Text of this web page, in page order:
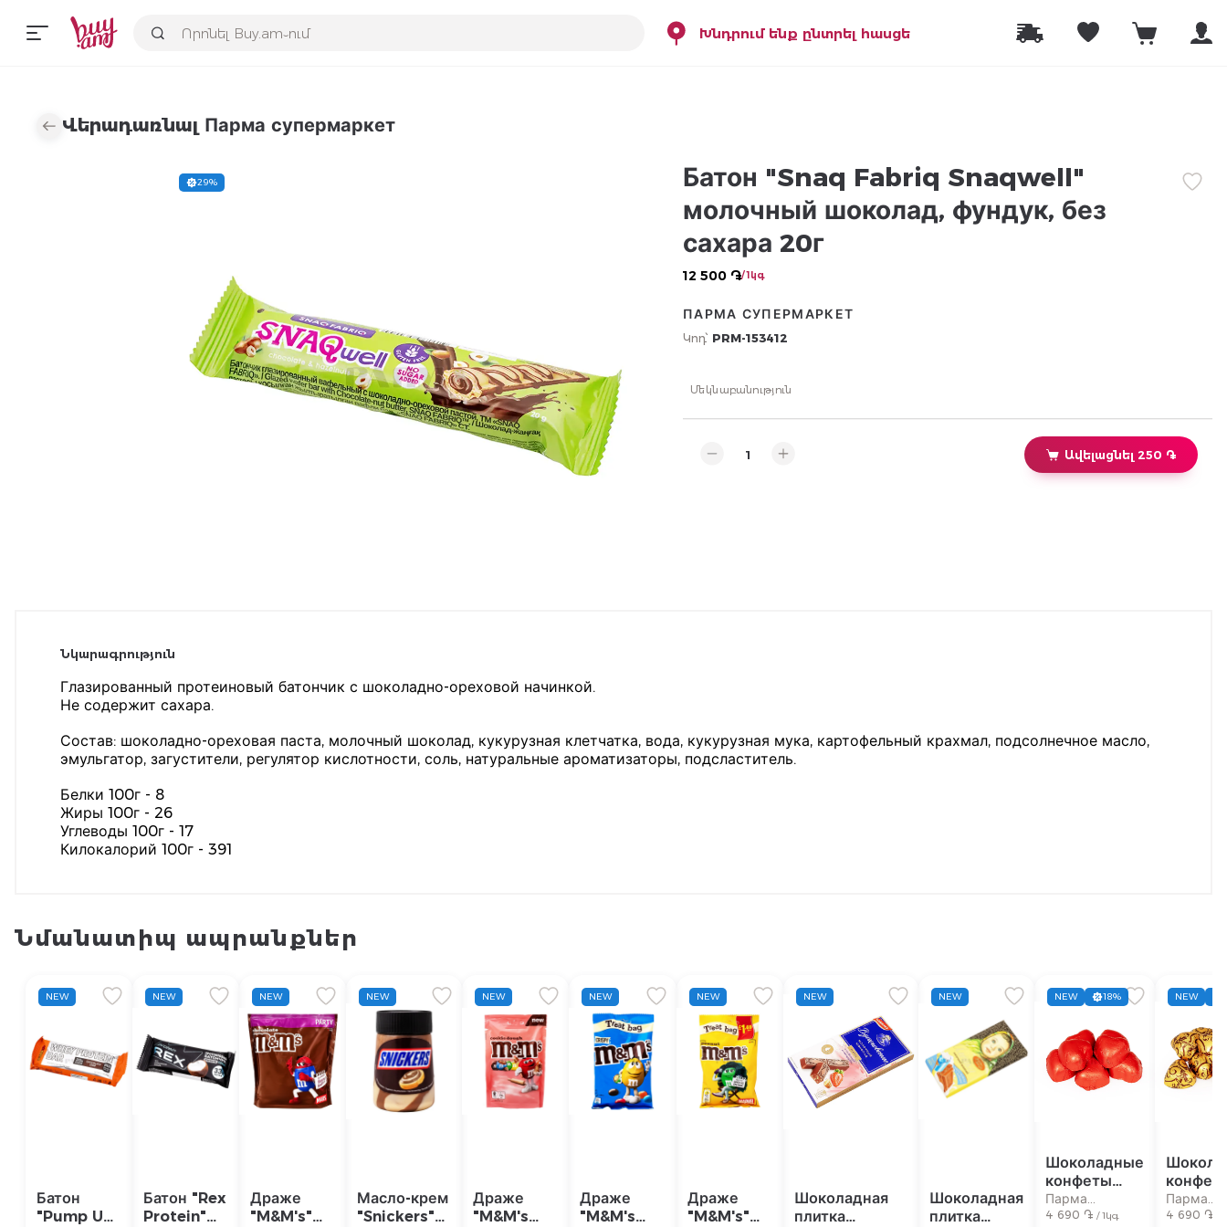
Խնդրում ենք ընտրել հասցե
Վերադառնալ Парма супермаркет
29%
Батон "Snaq Fabriq Snaqwell"
молочный шоколад, фундук, без
сахара 20г
12 500 ֏/ 1կգ
ПАРМА СУПЕРМАРКЕТ
Կոդ՝ PRM-153412
Մեկնաբանություն
Ավելացնել 250 ֏
Նկարագրություն
Глазированный протеиновый батончик с шоколадно-ореховой начинкой.
Не содержит сахара.
Состав: шоколадно-ореховая паста, молочный шоколад, кукурузная клетчатка, вода, кукурузная мука, картофельный крахмал, подсолнечное масло,
эмульгатор, загустители, регулятор кислотности, соль, натуральные ароматизаторы, подсластитель.
Белки 100г - 8
Жиры 100г - 26
Углеводы 100г - 17
Килокалорий 100г - 391
Նմանատիպ ապրանքներ
NEW
Батон
"Pump Up
NEW
Батон "Rex
Protein"
NEW
Драже
"M&M's"
NEW
Масло-крем
"Snickers"
NEW
Драже
"M&M's
NEW
Драже
"M&M's
NEW
Драже
"M&M's"
NEW
Шоколадная
плитка
NEW
Шоколадная
плитка
NEW 18%
Шоколадные
конфеты
"Победа
Вкуса"
Парма
супермаркет
4 690 ֏ / 1կգ
NEW
Вкуса"
Парма
4 690 ֏